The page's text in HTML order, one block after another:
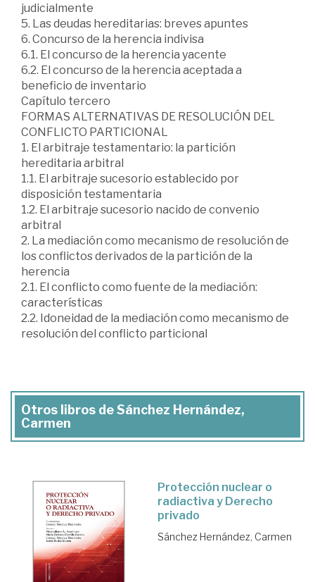
judicialmente
5. Las deudas hereditarias: breves apuntes
6. Concurso de la herencia indivisa
6.1. El concurso de la herencia yacente
6.2. El concurso de la herencia aceptada a
beneficio de inventario
Capítulo tercero
FORMAS ALTERNATIVAS DE RESOLUCIÓN DEL
CONFLICTO PARTICIONAL
1. El arbitraje testamentario: la partición
hereditaria arbitral
1.1. El arbitraje sucesorio establecido por
disposición testamentaria
1.2. El arbitraje sucesorio nacido de convenio
arbitral
2. La mediación como mecanismo de resolución de
los conflictos derivados de la partición de la
herencia
2.1. El conflicto como fuente de la mediación:
características
2.2. Idoneidad de la mediación como mecanismo de
resolución del conflicto particional
Otros libros de Sánchez Hernández,
Carmen
Protección nuclear o
radiactiva y Derecho
privado
Sánchez Hernández, Carmen